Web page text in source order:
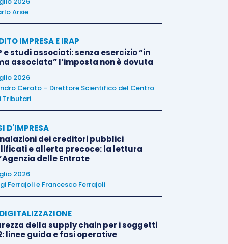
Arsie
IMPRESA E IRAP
e studi associati: senza esercizio “in
associata” l’imposta non è dovuta
2026
Cerato – Direttore Scientifico del Centro
Tributari
D'IMPRESA
dei creditori pubblici
e allerta precoce: la lettura
delle Entrate
2026
Ferrajolie Francesco Ferrajoli
della supply chain per i soggetti
linee guida e fasi operative